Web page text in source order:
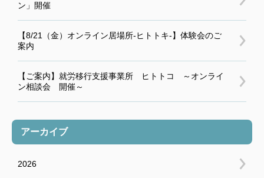
ン」開催
【8/21（金）オンライン居場所-ヒトトキ-】体験会のご
案内
【ご案内】就労移行支援事業所 ヒトトコ ～オンライ
ン相談会 開催～
アーカイブ
2026